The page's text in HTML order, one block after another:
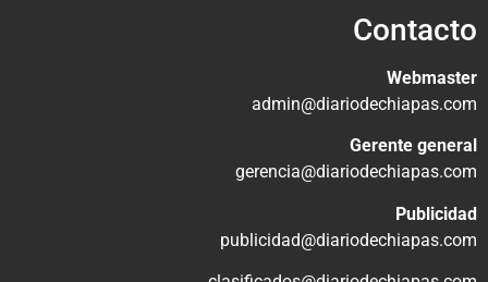
Contacto
Webmaster
admin@diariodechiapas.com
Gerente general
gerencia@diariodechiapas.com
Publicidad
publicidad@diariodechiapas.com